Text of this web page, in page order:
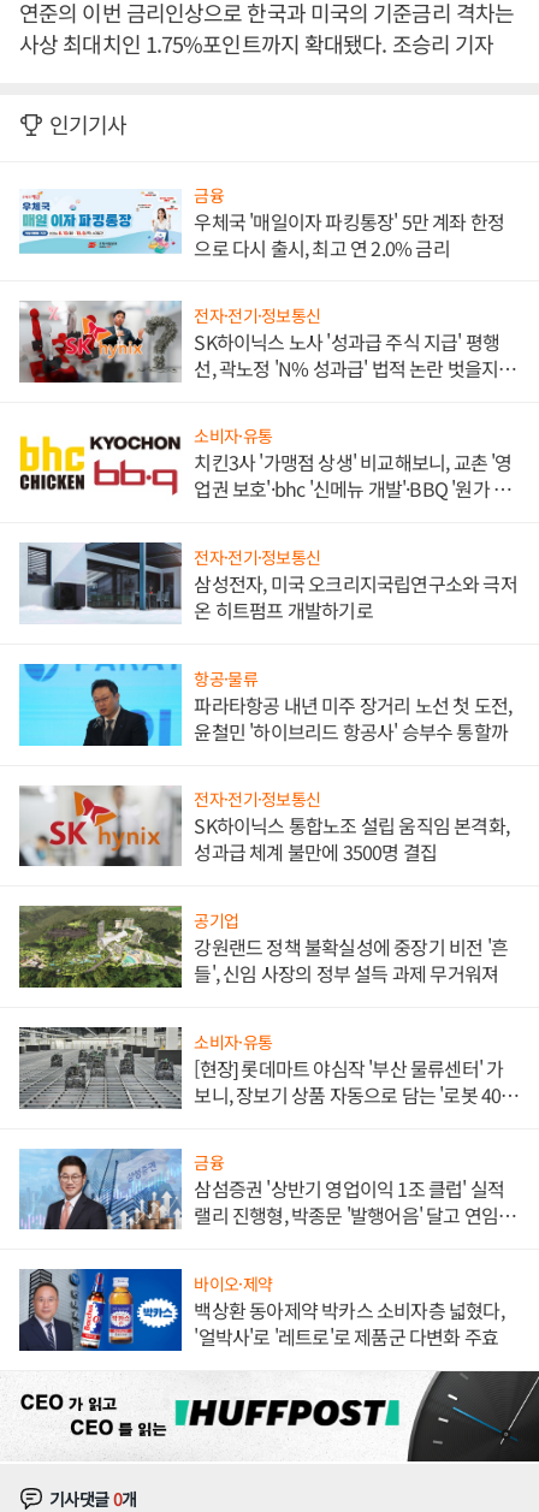
연준의 이번 금리인상으로 한국과 미국의 기준금리 격차는
사상 최대치인 1.75%포인트까지 확대됐다. 조승리 기자
인기기사
금융
우체국 '매일이자 파킹통장' 5만 계좌 한정
으로 다시 출시, 최고 연 2.0% 금리
전자·전기·정보통신
SK하이닉스 노사 '성과급 주식 지급' 평행
선, 곽노정 'N% 성과급' 법적 논란 벗을지 주
소비자·유통
치킨3사 '가맹점 상생' 비교해보니, 교촌 '영
업권 보호'·bhc '신메뉴 개발'·BBQ '원가 부
전자·전기·정보통신
삼성전자, 미국 오크리지국립연구소와 극저
온 히트펌프 개발하기로
항공·물류
파라타항공 내년 미주 장거리 노선 첫 도전,
윤철민 '하이브리드 항공사' 승부수 통할까
전자·전기·정보통신
SK하이닉스 통합노조 설립 움직임 본격화,
성과급 체계 불만에 3500명 결집
공기업
강원랜드 정책 불확실성에 중장기 비전 '흔
들', 신임 사장의 정부 설득 과제 무거워져
소비자·유통
[현장] 롯데마트 야심작 '부산 물류센터' 가
보니, 장보기 상품 자동으로 담는 '로봇 400
금융
삼섬증권 '상반기 영업이익 1조 클럽' 실적
랠리 진행형, 박종문 '발행어음' 달고 연임 향
바이오·제약
백상환 동아제약 박카스 소비자층 넓혔다,
'얼박사'로 '레트로'로 제품군 다변화 주효
기사댓글0개